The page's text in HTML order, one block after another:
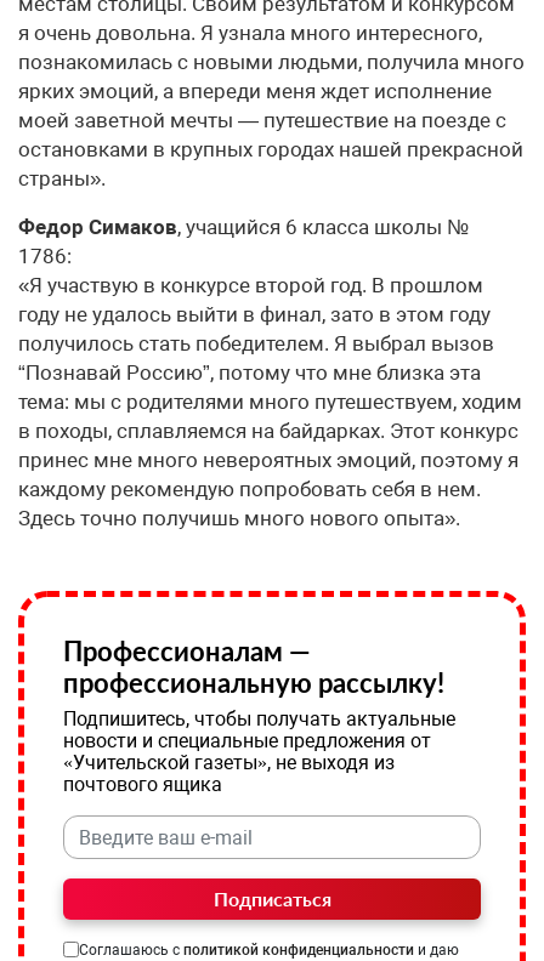
я очень довольна. Я узнала много интересного,
познакомилась с новыми людьми, получила много
ярких эмоций, а впереди меня ждет исполнение
моей заветной мечты — путешествие на поезде с
остановками в крупных городах нашей прекрасной
страны».
Федор Симаков, учащийся 6 класса школы №
1786:
«Я участвую в конкурсе второй год. В прошлом
году не удалось выйти в финал, зато в этом году
получилось стать победителем. Я выбрал вызов
“Познавай Россию”, потому что мне близка эта
тема: мы с родителями много путешествуем, ходим
в походы, сплавляемся на байдарках. Этот конкурс
принес мне много невероятных эмоций, поэтому я
каждому рекомендую попробовать себя в нем.
Здесь точно получишь много нового опыта».
Профессионалам —
профессиональную рассылку!
Подпишитесь, чтобы получать актуальные
новости и специальные предложения от
«Учительской газеты», не выходя из
почтового ящика
Подписаться
Соглашаюсь с политикой конфиденциальности и даю